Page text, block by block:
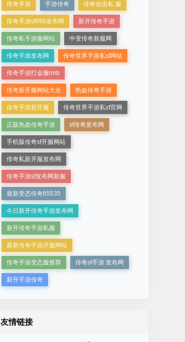
传奇手游 手游传奇 传奇合击私 服
传奇手游sf999发布网 新开传奇手游
传奇私手游服网站 中变传奇新服网
传奇手游发布网 传奇世界手游私sf网站
传奇手游打金服rmb
传奇新开服网站大全 热血传奇手游
传奇手游新开服 传奇世界手游私sf官网
正版热血传奇手游 sf传奇发布网
手机版传奇sf开服网站
传奇私新开服发布网
传奇手游sf发布网新服
最新变态传奇65535
今日新开传奇手游发布网
新开传奇手游私服
最新传奇手游开服网站
传奇手游变态服推荐 传奇sf手游 发布网
新开手游传奇
友情链接